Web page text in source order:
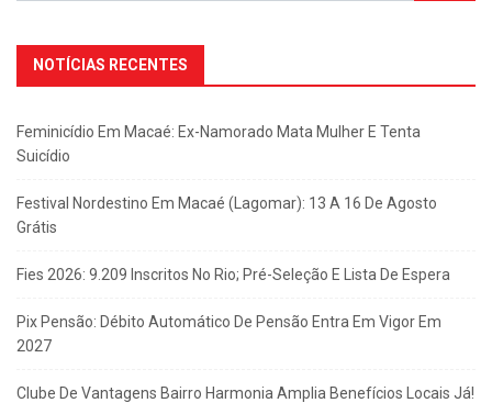
NOTÍCIAS RECENTES
Feminicídio Em Macaé: Ex-Namorado Mata Mulher E Tenta
Suicídio
Festival Nordestino Em Macaé (Lagomar): 13 A 16 De Agosto
Grátis
Fies 2026: 9.209 Inscritos No Rio; Pré-Seleção E Lista De Espera
Pix Pensão: Débito Automático De Pensão Entra Em Vigor Em
2027
Clube De Vantagens Bairro Harmonia Amplia Benefícios Locais Já!